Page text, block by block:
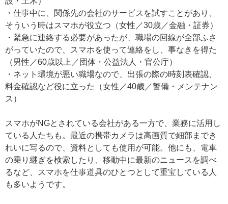
・仕事中に、関係先の会社のサービスを試すことがあり、
そういう時はスマホが役立つ（女性／30歳／金融・証券）
・緊急に連絡する必要があったが、職場の回線が全部ふさ
がっていたので、スマホを使って連絡をし、事なきを得た
（男性／60歳以上／団体・公益法人・官公庁）
・ネット環境が悪い職場なので、出張の際の時刻表確認、
料金確認など役に立った（女性／40歳／警備・メンテナン
ス）
スマホがNGとされている会社がある一方で、業務に活用し
ている人たちも。最近の携帯カメラは高画質で細部までき
れいに写るので、資料としても使用が可能。他にも、電車
の乗り継ぎを検索したり、移動中に最新のニュースを調べ
るなど、スマホを仕事道具のひとつとして重宝している人
も多いようです。